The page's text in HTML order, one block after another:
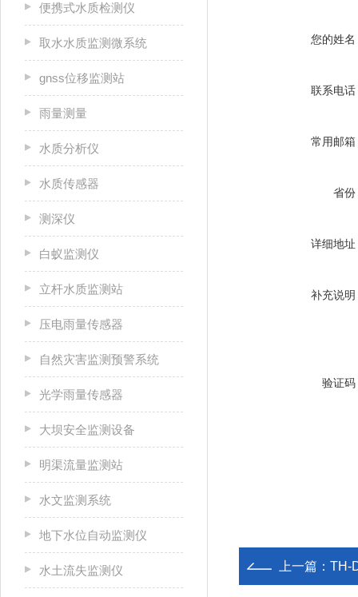
便携式水质检测仪
取水水质监测微系统
gnss位移监测站
雨量测量
水质分析仪
水质传感器
测深仪
白蚁监测仪
立杆水质监测站
压电雨量传感器
自然灾害监测预警系统
光学雨量传感器
大坝安全监测设备
明渠流量监测站
水文监测系统
地下水位自动监测仪
水土流失监测仪
您的姓名
联系电话
常用邮箱
省份
详细地址
补充说明
验证码
上一篇： TH-